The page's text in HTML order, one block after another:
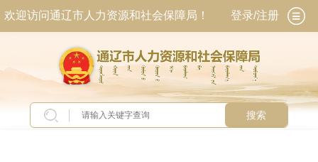
欢迎访问通辽市人力资源和社会保障局！ 登录/注册
搜索